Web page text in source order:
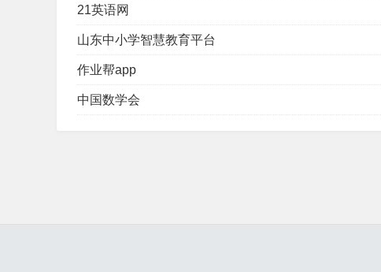
21英语网
山东中小学智慧教育平台
作业帮app
中国数学会